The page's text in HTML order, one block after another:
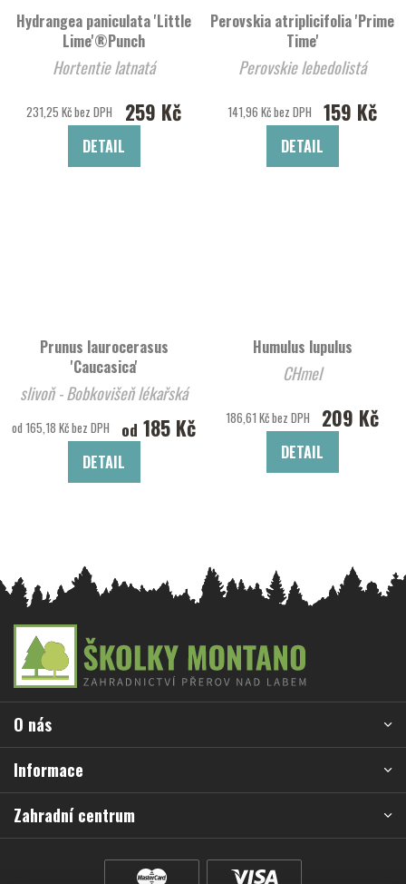
Hydrangea paniculata 'Little
Lime'®Punch
Hortentie latnatá
231,25 Kč bez DPH 259 Kč
DETAIL
Perovskia atriplicifolia 'Prime
Time'
Perovskie lebedolistá
141,96 Kč bez DPH 159 Kč
DETAIL
Prunus laurocerasus
'Caucasica'
slivoň - Bobkovišeň lékařská
od 165,18 Kč bez DPH od 185 Kč
DETAIL
Humulus lupulus
CHmel
186,61 Kč bez DPH 209 Kč
DETAIL
a
í
O nás
Informace
Zahradní centrum